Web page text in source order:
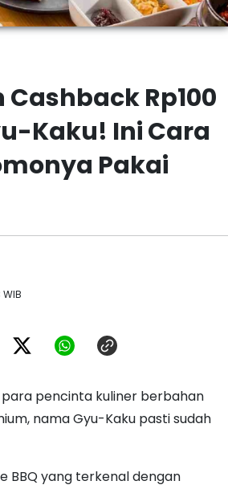
Rp100
Kaku! Ini Cara
Pakai
WIB
para pencinta kuliner berbahan
nama Gyu-Kaku pasti sudah
BBQ yang terkenal dengan